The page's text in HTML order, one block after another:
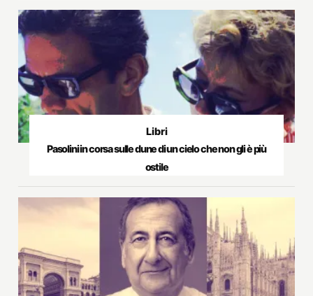
Libri
Pasolini in corsa sulle dune di un cielo che non gli è più
ostile